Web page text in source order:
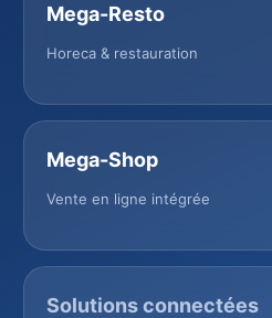
Mega-Resto
Horeca & restauration
Mega-Shop
Vente en ligne intégrée
Solutions connectées